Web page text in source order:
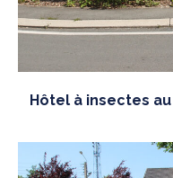
Hôtel à insectes